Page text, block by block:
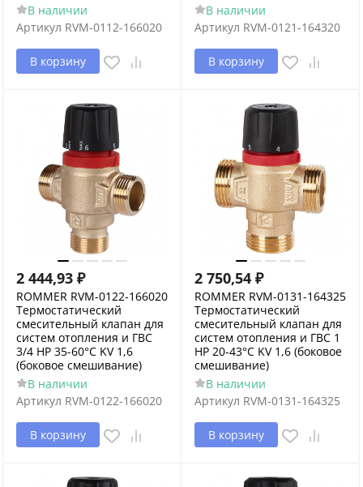
В наличии
Артикул RVM-0112-166020
В корзину
В наличии
Артикул RVM-0121-164320
В корзину
2 444,93 ₽
ROMMER RVM-0122-166020
Термостатический
смесительный клапан для
систем отопления и ГВС
3/4 НР 35-60°С KV 1,6
(боковое смешивание)
В наличии
Артикул RVM-0122-166020
В корзину
2 750,54 ₽
ROMMER RVM-0131-164325
Термостатический
смесительный клапан для
систем отопления и ГВС 1
НР 20-43°С KV 1,6 (боковое
смешивание)
В наличии
Артикул RVM-0131-164325
В корзину